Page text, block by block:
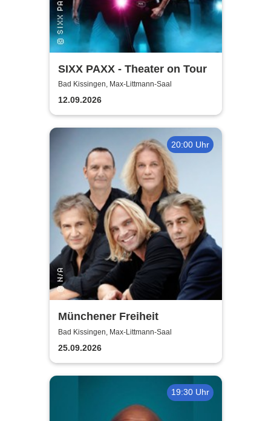
SIXX PAXX - Theater on Tour
Bad Kissingen, Max-Littmann-Saal
12.09.2026
20:00 Uhr
Münchener Freiheit
Bad Kissingen, Max-Littmann-Saal
25.09.2026
19:30 Uhr